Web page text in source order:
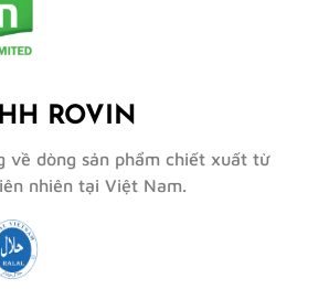
ROVIN
về dòng sản phẩm chiết xuất từ
nhiên tại Việt Nam.